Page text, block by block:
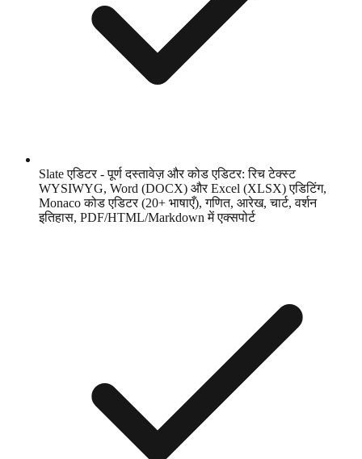
Slate एडिटर - पूर्ण दस्तावेज़ और कोड एडिटर: रिच टेक्स्ट
WYSIWYG, Word (DOCX) और Excel (XLSX) एडिटिंग,
Monaco कोड एडिटर (20+ भाषाएँ), गणित, आरेख, चार्ट, वर्शन
इतिहास, PDF/HTML/Markdown में एक्सपोर्ट